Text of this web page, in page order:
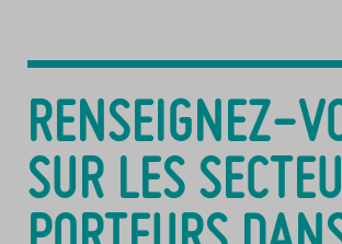
RENSEIGNEZ-
SUR LES